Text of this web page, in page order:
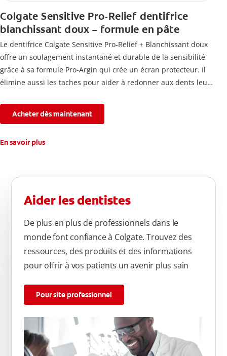
Colgate Sensitive Pro-Relief dentifrice
blanchissant doux – formule en pâte
Le dentifrice Colgate Sensitive Pro-Relief + Blanchissant doux
offre un soulagement instantané et durable de la sensibilité,
grâce à sa formule Pro-Argin qui crée un écran protecteur. Il
élimine aussi les taches pour aider à redonner aux dents leur
connaissez.
Acheter dès maintenant
En savoir plus
Aider les dentistes
De plus en plus de professionnels dans le
monde font confiance à Colgate. Trouvez des
ressources, des produits et des informations
pour offrir à vos patients un avenir plus sain
Pour site professionnel